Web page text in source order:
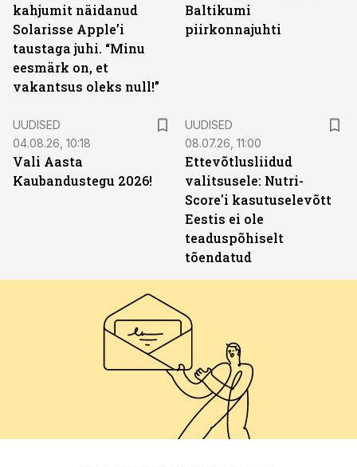
kahjumit näidanud
Solarisse Apple’i
taustaga juhi. “Minu
eesmärk on, et
vakantsus oleks null!”
Baltikumi
piirkonnajuhti
UUDISED
04.08.26, 10:18
Vali Aasta
Kaubandustegu 2026!
UUDISED
08.07.26, 11:00
Ettevõtlusliidud
valitsusele: Nutri-
Score'i kasutuselevõtt
Eestis ei ole
teaduspõhiselt
tõendatud